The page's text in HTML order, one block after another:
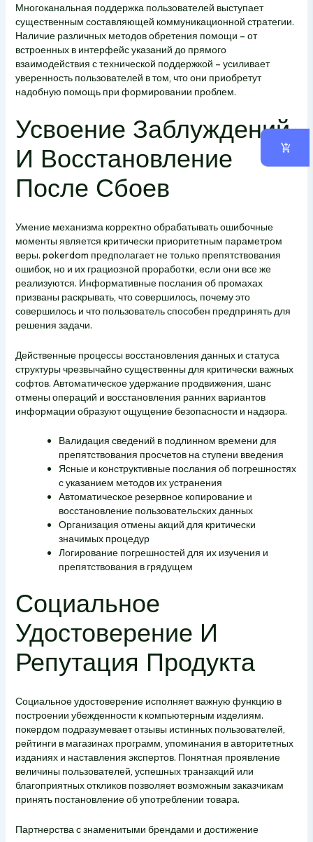
Многоканальная поддержка пользователей выступает
существенным составляющей коммуникационной стратегии.
Наличие различных методов обретения помощи – от
встроенных в интерфейс указаний до прямого
взаимодействия с технической поддержкой – усиливает
уверенность пользователей в том, что они приобретут
надобную помощь при формировании проблем.
Усвоение Заблуждений
И Восстановление
После Сбоев
Умение механизма корректно обрабатывать ошибочные
моменты является критически приоритетным параметром
веры. pokerdom предполагает не только препятствования
ошибок, но и их грациозной проработки, если они все же
реализуются. Информативные послания об промахах
призваны раскрывать, что совершилось, почему это
совершилось и что пользователь способен предпринять для
решения задачи.
Действенные процессы восстановления данных и статуса
структуры чрезвычайно существенны для критически важных
софтов. Автоматическое удержание продвижения, шанс
отмены операций и восстановления ранних вариантов
информации образуют ощущение безопасности и надзора.
Валидация сведений в подлинном времени для
препятствования просчетов на ступени введения
Ясные и конструктивные послания об погрешностях
с указанием методов их устранения
Автоматическое резервное копирование и
восстановление пользовательских данных
Организация отмены акций для критически
значимых процедур
Логирование погрешностей для их изучения и
препятствования в грядущем
Социальное
Удостоверение И
Репутация Продукта
Социальное удостоверение исполняет важную функцию в
построении убежденности к компьютерным изделиям.
покердом подразумевает отзывы истинных пользователей,
рейтинги в магазинах программ, упоминания в авторитетных
изданиях и наставления экспертов. Понятная проявление
величины пользователей, успешных транзакций или
благоприятных откликов позволяет возможным заказчикам
принять постановление об употреблении товара.
Партнерства с знаменитыми брендами и достижение